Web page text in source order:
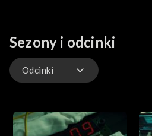
Sezony i odcinki
Odcinki